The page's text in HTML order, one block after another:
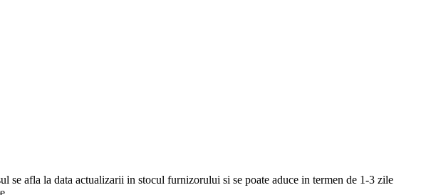
se afla la data actualizarii in stocul furnizorului si se poate aduce in termen de 1-3 zile